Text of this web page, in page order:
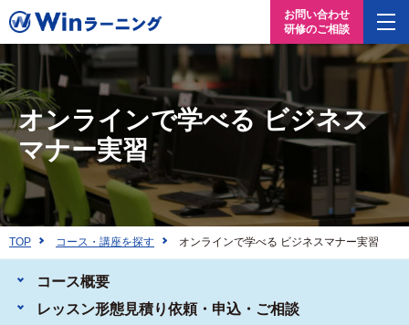
お問い合わせ
研修のご相談
オンラインで学べる ビジネス
マナー実習
TOP コース・講座を探す オンラインで学べる ビジネスマナー実習
コース概要
レッスン形態見積り依頼・申込・ご相談